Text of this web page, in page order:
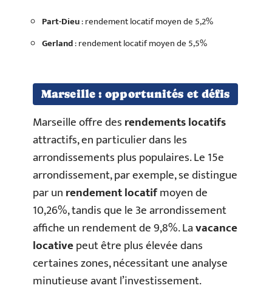
Part-Dieu: rendement locatif moyen de 5,2%
Gerland: rendement locatif moyen de 5,5%
Marseille : opportunités et défis
Marseille offre desrendements locatifs
attractifs, en particulier dans les
arrondissements plus populaires. Le 15e
arrondissement, par exemple, se distingue
par unrendement locatifmoyen de
10,26%, tandis que le 3e arrondissement
affiche un rendement de 9,8%. Lavacance
locativepeut être plus élevée dans
certaines zones, nécessitant une analyse
minutieuse avant l’investissement.